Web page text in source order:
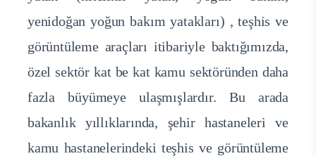
yenidoğan yoğun bakım yatakları) , teşhis ve
görüntüleme araçları itibariyle baktığımızda,
özel sektör kat be kat kamu sektöründen daha
fazla büyümeye ulaşmışlardır. Bu arada
bakanlık yıllıklarında, şehir hastaneleri ve
kamu hastanelerindeki teşhis ve görüntüleme